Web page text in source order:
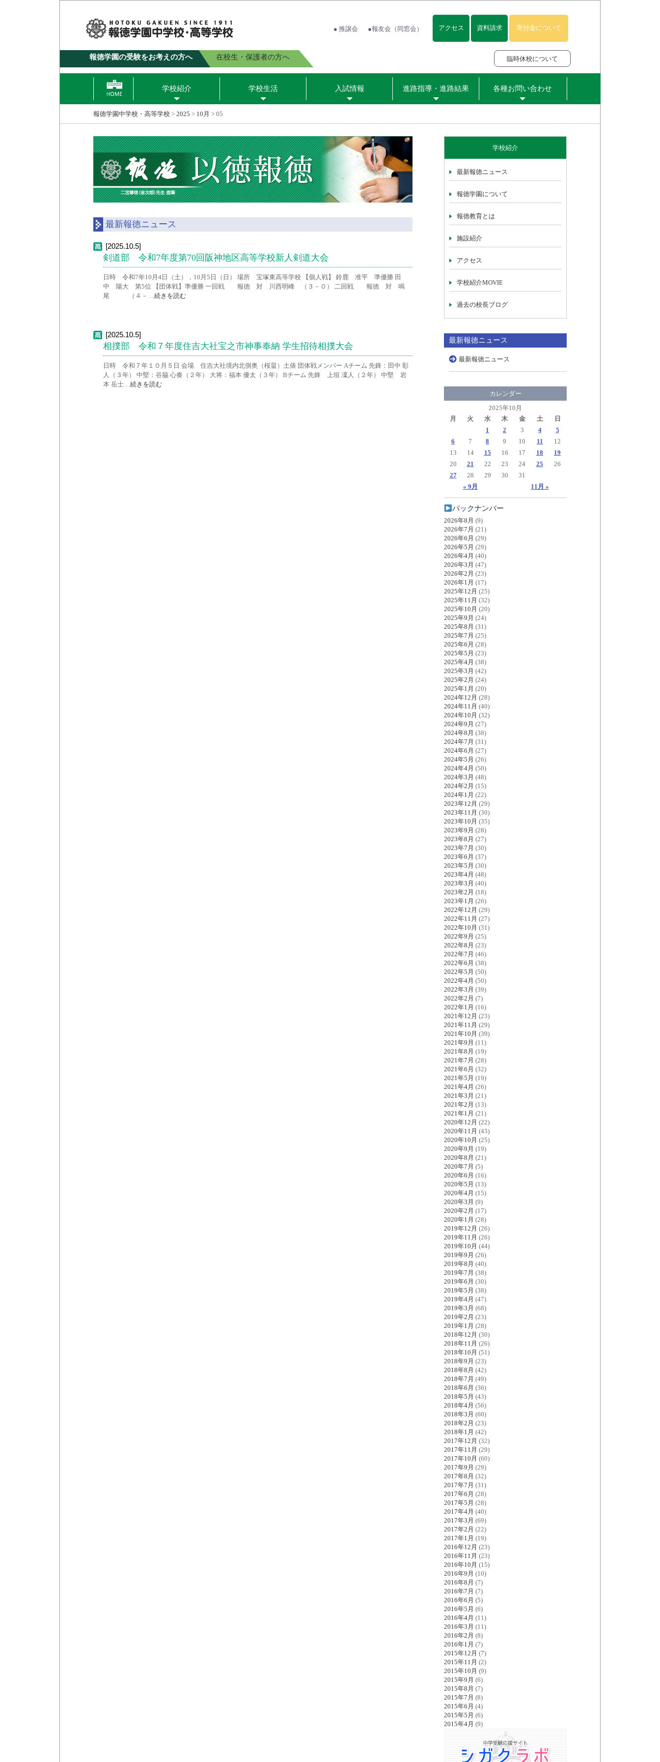
● 推譲会 ●報友会（同窓会） アクセス 資料請求 寄付金について
報徳学園の受験をお考えの方へ 在校生・保護者の方へ 臨時休校について
学校紹介 学校生活 入試情報 進路指導・進路結果 各種お問い合わせ
報徳学園中学校・高等学校 > 2025 > 10月 > 05
最新報徳ニュース
[2025.10.5]
剣道部 令和7年度第70回阪神地区高等学校新人剣道大会
日時 令和7年10月4日（土），10月5日（日） 場所 宝塚東高等学校 【個人戦】 鈴鹿 准平 準優勝 田
中 陽大 第5位 【団体戦】準優勝 一回戦 報徳 対 川西明峰 （３－０） 二回戦 報徳 対 鳴
尾 （４－…続きを読む
[2025.10.5]
相撲部 令和７年度住吉大社宝之市神事奉納 学生招待相撲大会
日時 令和７年１０月５日 会場 住吉大社境内北側奥（桜畠）土俵 団体戦メンバー Aチーム 先鋒：田中 彰
人（３年） 中堅：谷脇 心奏（２年） 大将：福本 優太（３年） Bチーム 先鋒 上垣 凜人（２年） 中堅 岩
本 岳士…続きを読む
学校紹介
最新報徳ニュース
報徳学園について
報徳教育とは
施設紹介
アクセス
学校紹介MOVIE
過去の校長ブログ
最新報徳ニュース
最新報徳ニュース
カレンダー
2025年10月
月
火 水 木 金 土 日
« 9月 11月 »
1 2 3 4
5
6
7 8 9 10 11
12
13
14 15 16 17 18
19
20
21 22 23 24 25
26
27
28 29 30 31
バックナンバー
2026年8月 (9)
2026年7月 (21)
2026年6月 (29)
2026年5月 (29)
2026年4月 (40)
2026年3月 (47)
2026年2月 (23)
2026年1月 (17)
2025年12月 (25)
2025年11月 (32)
2025年10月 (20)
2025年9月 (24)
2025年8月 (31)
2025年7月 (25)
2025年6月 (28)
2025年5月 (23)
2025年4月 (38)
2025年3月 (42)
2025年2月 (24)
2025年1月 (20)
2024年12月 (28)
2024年11月 (40)
2024年10月 (32)
2024年9月 (27)
2024年8月 (38)
2024年7月 (31)
2024年6月 (27)
2024年5月 (26)
2024年4月 (50)
2024年3月 (48)
2024年2月 (15)
2024年1月 (22)
2023年12月 (29)
2023年11月 (30)
2023年10月 (35)
2023年9月 (28)
2023年8月 (27)
2023年7月 (30)
2023年6月 (37)
2023年5月 (30)
2023年4月 (48)
2023年3月 (40)
2023年2月 (18)
2023年1月 (26)
2022年12月 (29)
2022年11月 (27)
2022年10月 (31)
2022年9月 (25)
2022年8月 (23)
2022年7月 (46)
2022年6月 (38)
2022年5月 (50)
2022年4月 (50)
2022年3月 (39)
2022年2月 (7)
2022年1月 (16)
2021年12月 (23)
2021年11月 (29)
2021年10月 (39)
2021年9月 (11)
2021年8月 (19)
2021年7月 (28)
2021年6月 (32)
2021年5月 (19)
2021年4月 (26)
2021年3月 (21)
2021年2月 (13)
2021年1月 (21)
2020年12月 (22)
2020年11月 (43)
2020年10月 (25)
2020年9月 (19)
2020年8月 (21)
2020年7月 (5)
2020年6月 (16)
2020年5月 (13)
2020年4月 (15)
2020年3月 (9)
2020年2月 (17)
2020年1月 (28)
2019年12月 (26)
2019年11月 (26)
2019年10月 (44)
2019年9月 (26)
2019年8月 (40)
2019年7月 (38)
2019年6月 (30)
2019年5月 (38)
2019年4月 (47)
2019年3月 (68)
2019年2月 (23)
2019年1月 (28)
2018年12月 (30)
2018年11月 (26)
2018年10月 (51)
2018年9月 (23)
2018年8月 (42)
2018年7月 (49)
2018年6月 (36)
2018年5月 (43)
2018年4月 (56)
2018年3月 (60)
2018年2月 (23)
2018年1月 (42)
2017年12月 (32)
2017年11月 (29)
2017年10月 (60)
2017年9月 (29)
2017年8月 (32)
2017年7月 (31)
2017年6月 (28)
2017年5月 (28)
2017年4月 (40)
2017年3月 (69)
2017年2月 (22)
2017年1月 (19)
2016年12月 (23)
2016年11月 (23)
2016年10月 (15)
2016年9月 (10)
2016年8月 (7)
2016年7月 (7)
2016年6月 (5)
2016年5月 (6)
2016年4月 (11)
2016年3月 (11)
2016年2月 (8)
2016年1月 (7)
2015年12月 (7)
2015年11月 (2)
2015年10月 (9)
2015年9月 (6)
2015年8月 (7)
2015年7月 (8)
2015年6月 (4)
2015年5月 (6)
2015年4月 (9)